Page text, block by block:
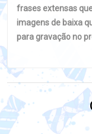
frases extensas
imagens de baixa
para gravação no